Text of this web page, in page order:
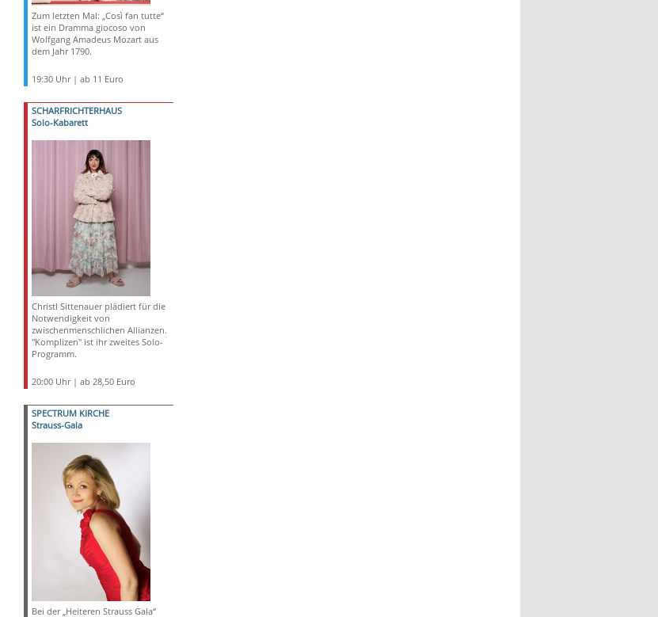
Zum letzten Mal: „Così fan tutte“
ist ein Dramma giocoso von
Wolfgang Amadeus Mozart aus
dem Jahr 1790.
19:30 Uhr | ab 11 Euro
SCHARFRICHTERHAUS
Solo-Kabarett
Christl Sittenauer plädiert für die
Notwendigkeit von
zwischenmenschlichen Allianzen.
"Komplizen" ist ihr zweites Solo-
Programm.
20:00 Uhr | ab 28,50 Euro
SPECTRUM KIRCHE
Strauss-Gala
Bei der „Heiteren Strauss Gala“